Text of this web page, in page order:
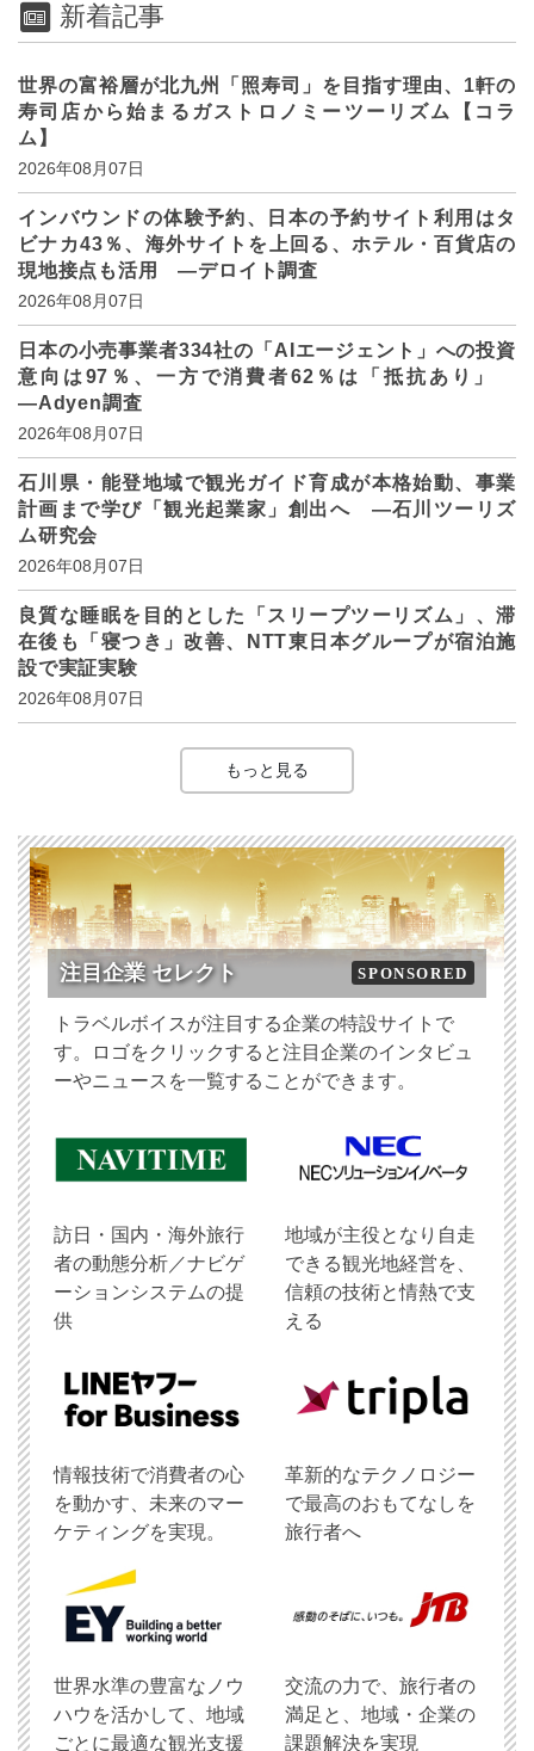
新着記事
世界の富裕層が北九州「照寿司」を目指す理由、1軒の
寿司店から始まるガストロノミーツーリズム【コラ
ム】
2026年08月07日
インバウンドの体験予約、日本の予約サイト利用はタ
ビナカ43％、海外サイトを上回る、ホテル・百貨店の
現地接点も活用 ―デロイト調査
2026年08月07日
日本の小売事業者334社の「AIエージェント」への投資
意向は97％、一方で消費者62％は「抵抗あり」
―Adyen調査
2026年08月07日
石川県・能登地域で観光ガイド育成が本格始動、事業
計画まで学び「観光起業家」創出へ ―石川ツーリズ
ム研究会
2026年08月07日
良質な睡眠を目的とした「スリープツーリズム」、滞
在後も「寝つき」改善、NTT東日本グループが宿泊施
設で実証実験
2026年08月07日
もっと見る
注目企業 セレクト SPONSORED
トラベルボイスが注目する企業の特設サイトで
す。ロゴをクリックすると注目企業のインタビュ
ーやニュースを一覧することができます。
訪日・国内・海外旅行
者の動態分析／ナビゲ
ーションシステムの提
供
地域が主役となり自走
できる観光地経営を、
信頼の技術と情熱で支
える
情報技術で消費者の心
を動かす、未来のマー
ケティングを実現。
革新的なテクノロジー
で最高のおもてなしを
旅行者へ
世界水準の豊富なノウ
ハウを活かして、地域
ごとに最適な観光支援
交流の力で、旅行者の
満足と、地域・企業の
課題解決を実現